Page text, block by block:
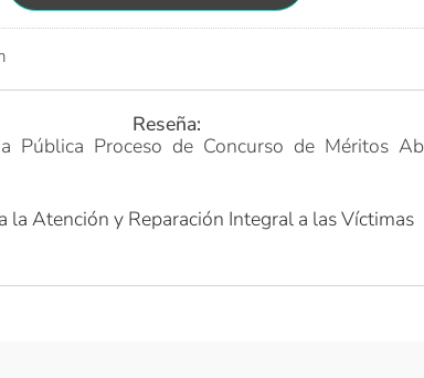
Reseña:
Pública Proceso de Concurso de Méritos
la Atención y Reparación Integral a las Víctimas